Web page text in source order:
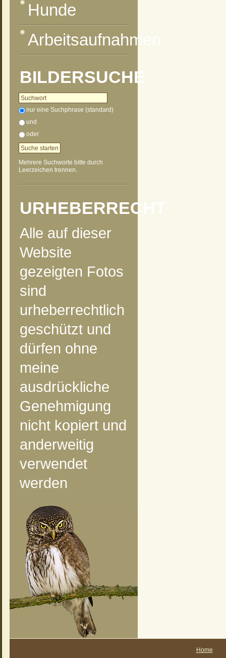
Hunde
Arbeitsaufnahmen
BILDERSUCHE
nur eine Suchphrase (standard)
und
oder
Mehrere Suchworte bitte durch
Leerzeichen trennen.
URHEBERRECHT
Alle auf dieser
Website
gezeigten Fotos
sind
urheberrechtlich
geschützt und
dürfen ohne
meine
ausdrückliche
Genehmigung
nicht kopiert und
anderweitig
verwendet
werden
Home